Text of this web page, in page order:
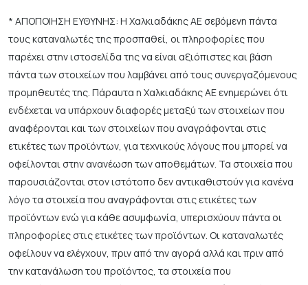
* ΑΠΟΠΟΙΗΣΗ ΕΥΘΥΝΗΣ: Η Χαλκιαδάκης ΑΕ σεβόμενη πάντα
τους καταναλωτές της προσπαθεί, οι πληροφορίες που
παρέχει στην ιστοσελίδα της να είναι αξιόπιστες και βάση
πάντα των στοιχείων που λαμβάνει από τους συνεργαζόμενους
προμηθευτές της. Πάραυτα η Χαλκιαδάκης ΑΕ ενημερώνει ότι
ενδέχεται να υπάρχουν διαφορές μεταξύ των στοιχείων που
αναφέρονται και των στοιχείων που αναγράφονται στις
ετικέτες των προϊόντων, για τεχνικούς λόγους που μπορεί να
οφείλονται στην ανανέωση των αποθεμάτων. Τα στοιχεία που
παρουσιάζονται στον ιστότοπο δεν αντικαθιστούν για κανένα
λόγο τα στοιχεία που αναγράφονται στις ετικέτες των
προϊόντων ενώ για κάθε ασυμφωνία, υπερισχύουν πάντα οι
πληροφορίες στις ετικέτες των προϊόντων. Οι καταναλωτές
οφείλουν να ελέγχουν, πριν από την αγορά αλλά και πριν από
την κατανάλωση του προϊόντος, τα στοιχεία που